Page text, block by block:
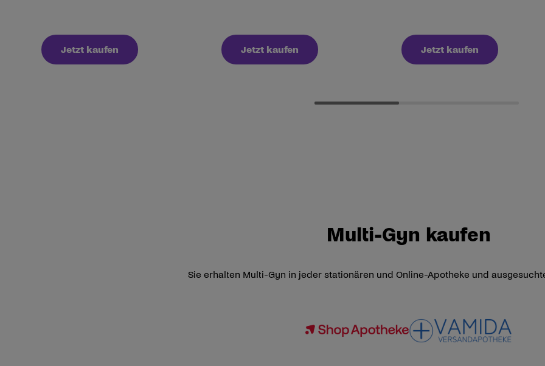
Jetzt kaufen Jetzt kaufen Jetzt kaufen
Multi-Gyn kaufen
Sie erhalten Multi-Gyn in jeder stationären und Online-Apotheke und